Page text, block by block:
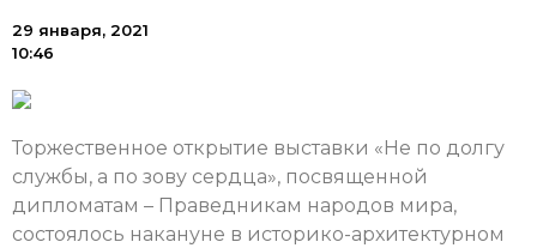
29 января, 2021
10:46
Торжественное открытие выставки «Не по долгу
службы, а по зову сердца», посвященной
дипломатам – Праведникам народов мира,
состоялось накануне в историко-архитектурном